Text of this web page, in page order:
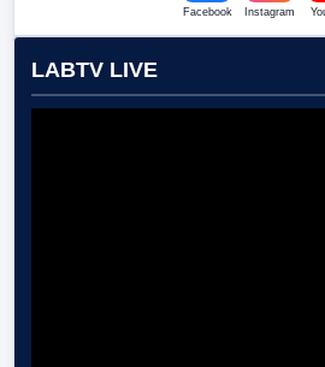
Facebook Instagram
LABTV LIVE